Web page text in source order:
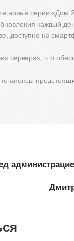
новые серии «Дом
каждый
доступно на
серверах, что
анонсы